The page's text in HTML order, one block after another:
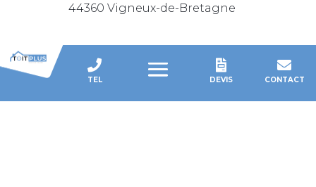

TEL

DEVIS

CONTACT
44360 Vigneux-de-Bretagne